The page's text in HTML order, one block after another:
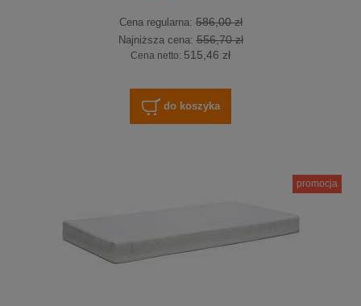
Cena regularna:586,00 zł
Najniższa cena:556,70 zł
Cena netto: 515,46 zł
do koszyka
promocja